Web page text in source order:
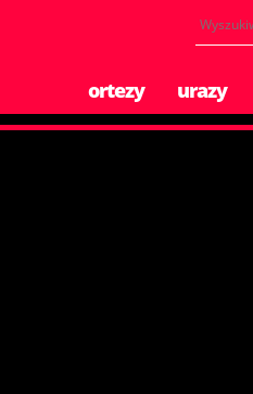
ortezy urazy